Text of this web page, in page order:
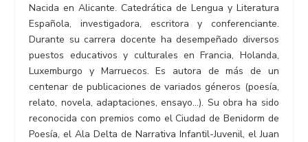
Nacida en Alicante. Catedrática de Lengua y Literatura
Española, investigadora, escritora y conferenciante.
Durante su carrera docente ha desempeñado diversos
puestos educativos y culturales en Francia, Holanda,
Luxemburgo y Marruecos. Es autora de más de un
centenar de publicaciones de variados géneros (poesía,
relato, novela, adaptaciones, ensayo…). Su obra ha sido
reconocida con premios como el Ciudad de Benidorm de
Poesía, el Ala Delta de Narrativa Infantil-Juvenil, el Juan